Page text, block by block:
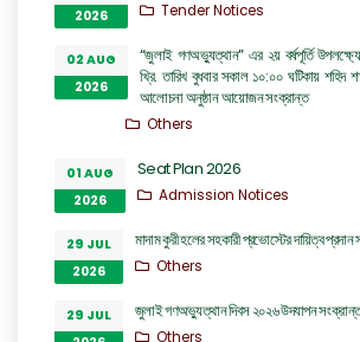
2026
Tender Notices
02 AUG
2026
“জুলাই গণঅভ্যুত্থান” এর ২য় বর্ষপূর্তি
খ্রি. তারিখ বুধবার সকাল ১০:০০ ঘটিকায় শহিদ
আলোচনা অনুষ্ঠান আয়োজন সংক্রান্ত
Others
01 AUG
2026
Seat Plan 2026
Admission Notices
29 JUL
2026
মাদাম কুরী হলের সহকারী প্রভোস্টের দায়িত্ব
Others
29 JUL
জুলাই গণঅভ্যুত্থান দিবস ২০২৬ উদযাপন
Others